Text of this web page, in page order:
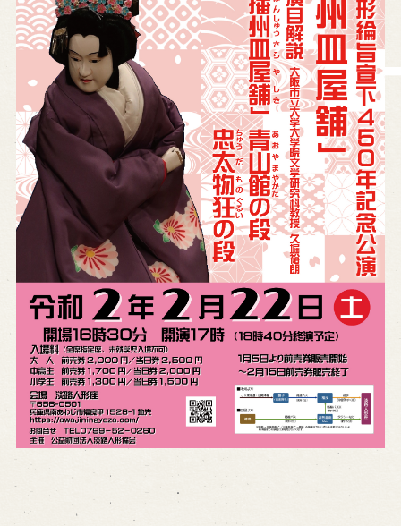
Contact Us
FAQ Email us Call us
Reservation
Online Reservation
Reservation via e-mail form
Phone Reservations
求人情報
※株式会社うずのくに南あわじの求人情報ページへ移動します
関連施設
通販サイトうずのくに
うずの丘大鳴門橋記念館